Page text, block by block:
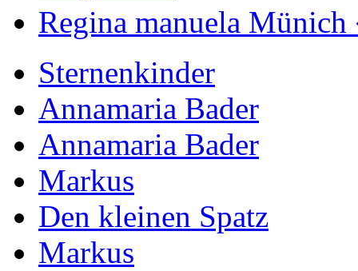
Regina manuela
Sternenkinder
Annamaria Bader
Annamaria Bader
Markus
Den kleinen Spatz
Markus